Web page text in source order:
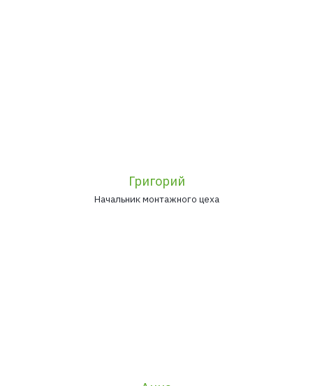
Григорий
Начальник монтажного цеха